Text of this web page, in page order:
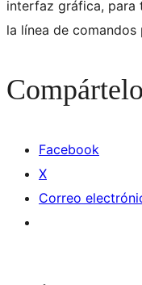
interfaz gráfica, para
la línea de comandos
Facebook
X
Correo